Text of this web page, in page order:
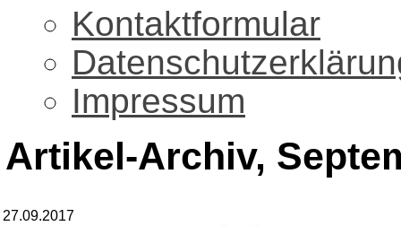
Kontaktformular
Impressum
Artikel-Archiv,
27.09.2017